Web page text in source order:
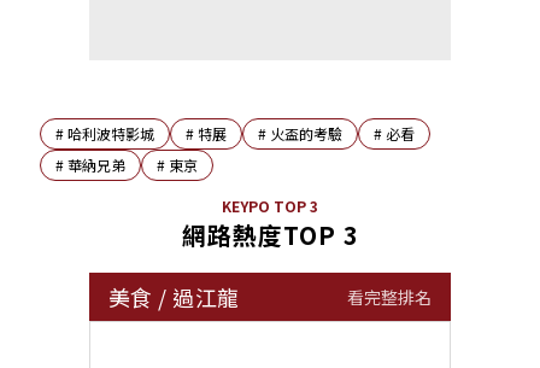
#哈利波特影城 # 特展 # 火盃的考驗 #必看
#華納兄弟 # 東京
KEYPO TOP 3
網路熱度TOP 3
美食 / 過江龍 看完整排名